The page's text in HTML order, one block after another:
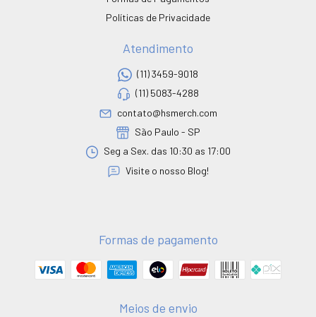
Políticas de Privacidade
Atendimento
(11) 3459-9018
(11) 5083-4288
contato@hsmerch.com
São Paulo - SP
Seg a Sex. das 10:30 as 17:00
Visite o nosso Blog!
Formas de pagamento
Meios de envio